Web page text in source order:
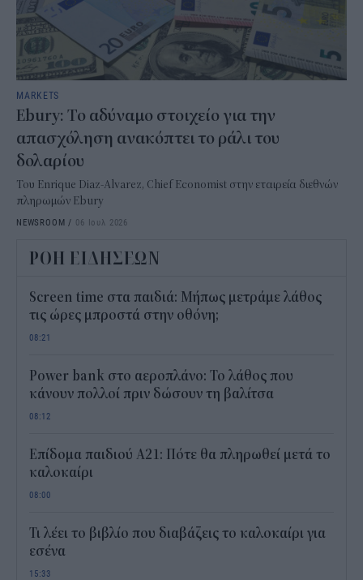
MARKETS
Ebury : Το αδύναμο στοιχείο για την
απασχόληση ανακόπτει το ράλι του
δολαρίου
Του Enrique Diaz-Alvarez, Chief Economist στην εταιρεία διεθνών
πληρωμών Ebury
NEWSROOM / 06 Ιουλ 2026
ΡΟΗ ΕΙΔΗΣΕΩΝ
Screen time στα παιδιά: Μήπως μετράμε λάθος
τις ώρες μπροστά στην οθόνη;
08:21
Power bank στο αεροπλάνο: Το λάθος που
κάνουν πολλοί πριν δώσουν τη βαλίτσα
08:12
Επίδομα παιδιού Α21: Πότε θα πληρωθεί μετά το
καλοκαίρι
08:00
Τι λέει το βιβλίο που διαβάζεις το καλοκαίρι για
εσένα
15:33